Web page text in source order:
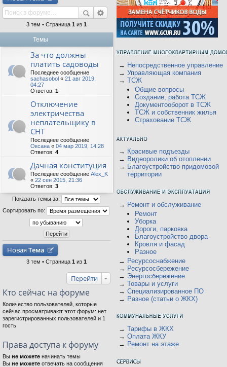
3 тем • Страница 1 из 1
Темы
За что должны
платить садоводы
Последнее сообщение
sachasobol « 21 авг 2019,
04:27
Ответов: 1
Отключение
электричества
неплательщику в
СНТ
Последнее сообщение
Оксана « 04 мар 2019, 14:28
Ответов: 4
Дачная конституция
Последнее сообщение Alex_K
« 22 сен 2015, 21:36
Ответов: 3
Показать темы за:
Сортировать по:
Новая Тема
3 тем • Страница 1 из 1
Перейти
Кто сейчас на форуме
Количество пользователей, которые
сейчас просматривают этот форум: нет
зарегистрированных пользователей и 1
гость
Права доступа к форуму
Вы не можете начинать темы
Вы не можете отвечать на сообщения
→ Непосредственное управление
→ Управляющая компания
→ ТСЖ
Общие вопросы
Создание, работа ТСЖ
Документооборот в ТСЖ
ТСЖ и собственник жилья
Страхование ТСЖ
→ Красивые подъезды
→ Видеоролики об отоплении
→ Благоустройство придомовой
территории
→ Ремонт и обслуживание
Ремонт
Уборка
Дороги, парковка
Благоустройство двора
Кровля и фасад
Разное
→ Ресурсоснабжение
→ Ресурсосбережение
→ Энергосбережение
→ Товары и услуги
→ Специализированное ПО
→ Разное (статьи о ЖКХ)
→ Тарифы в ЖКХ
→ Оплата ЖКУ
→ Ремонт на этаже